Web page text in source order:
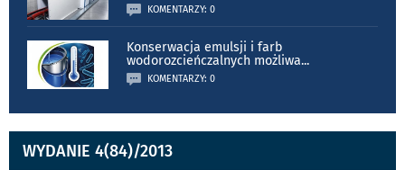
KOMENTARZY: 0
Konserwacja emulsji i farb
wodorozcieńczalnych możliwa...
KOMENTARZY: 0
WYDANIE 4(84)/2013